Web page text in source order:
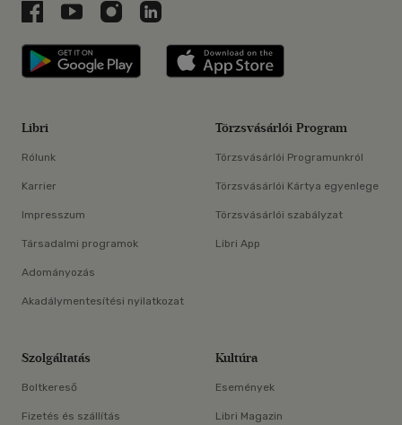
Libri a Facebookon
Libri a Youtube-on
Libri az Instagramon
Libri a LinkedInen
Libri applikáció Szerezd meg: Google
Libri
Rólunk
Karrier
Impresszum
Társadalmi programok
Adományozás
Akadálymentesítési nyilatkozat
Törzsvásárlói Program
Törzsvásárlói Programunkról
Törzsvásárlói Kártya egyenlege
Törzsvásárlói szabályzat
Libri App
Szolgáltatás
Boltkereső
Fizetés és szállítás
Kultúra
Események
Libri Magazin